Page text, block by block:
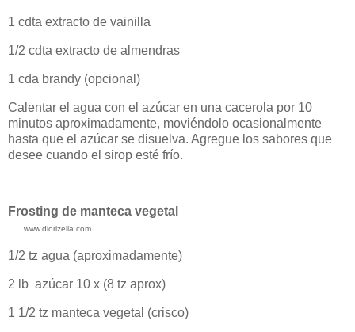
1 cdta extracto de vainilla
1/2 cdta extracto de almendras
1 cda brandy (opcional)
Calentar el agua con el azúcar en una cacerola por 10
minutos aproximadamente, moviéndolo ocasionalmente
hasta que el azúcar se disuelva. Agregue los sabores que
desee cuando el sirop esté frío.
Frosting de manteca vegetal
www.diorizella.com
1/2 tz agua (aproximadamente)
2 lb azúcar 10 x (8 tz aprox)
1 1/2 tz manteca vegetal (crisco)